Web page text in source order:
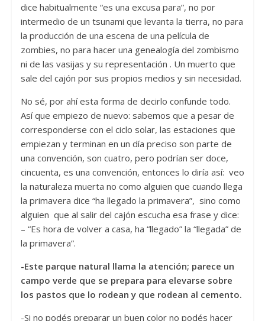
dice habitualmente “es una excusa para”, no por
intermedio de un tsunami que levanta la tierra, no para
la producción de una escena de una película de
zombies, no para hacer una genealogía del zombismo
ni de las vasijas y su representación . Un muerto que
sale del cajón por sus propios medios y sin necesidad.
No sé, por ahí esta forma de decirlo confunde todo.
Así que empiezo de nuevo: sabemos que a pesar de
corresponderse con el ciclo solar, las estaciones que
empiezan y terminan en un día preciso son parte de
una convención, son cuatro, pero podrían ser doce,
cincuenta, es una convención, entonces lo diría así: veo
la naturaleza muerta no como alguien que cuando llega
la primavera dice “ha llegado la primavera”, sino como
alguien que al salir del cajón escucha esa frase y dice:
– “Es hora de volver a casa, ha “llegado” la “llegada” de
la primavera”.
-Este parque natural llama la atención; parece un
campo verde que se prepara para elevarse sobre
los pastos que lo rodean y que rodean al cemento.
-Si no podés preparar un buen color no podés hacer